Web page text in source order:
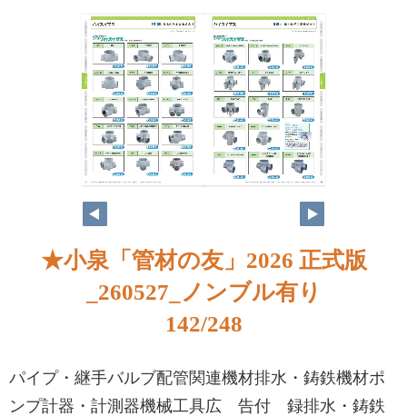
★小泉「管材の友」2026 正式版
_260527_ノンブル有り
142/248
パイプ・継手バルブ配管関連機材排水・鋳鉄機材ポ
ンプ計器・計測器機械工具広 告付 録排水・鋳鉄